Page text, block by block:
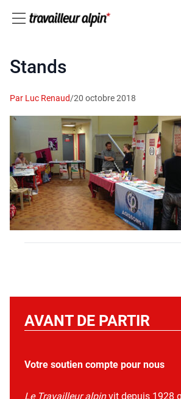
Stands
Par Luc Renaud/20 octobre 2018
AVANT DE PARTIR
Votre soutien compte pour nous
Le Travailleur alpinvit depuis 1928